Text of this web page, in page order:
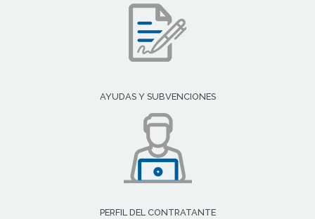
AYUDAS Y SUBVENCIONES
PERFIL DEL CONTRATANTE